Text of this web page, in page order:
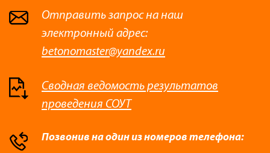
Отправить запрос на наш
электронный адрес:
betonomaster@yandex.ru
Сводная ведомость результатов
проведения СОУТ
Позвонив на один из номеров телефона: